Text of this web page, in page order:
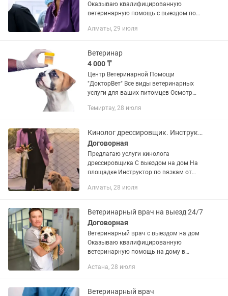
Оказываю квалифицированную
ветеринарную помощь с выездом по
консультация. • Инъекции (подкожные,
Алматы, 29 июля
Ветеринар
4 000 ₸
Центр Ветеринарной Помощи
"ДокторВет" Все виды ветеринарных
услуги для ваших питомцев Осмотр
диагностика Лечение Хирургия (
раны,...
Темиртау, 28 июля
Кинолог дрессировщик. Инструктор по вязкам
Договорная
Предлагаю услуги кинолога
дрессировщика С выездом на дом На
площадке Инструктор по вязкам от
собак Ветеринарные услуги Онлайн
Алматы, 28 июля
Ветеринарный врач на выезд 24/7
Договорная
Ветеринарный врач с выездом на дом
Оказываю квалифицированную
ветеринарную помощь на дому в
лет, бережное отношение к каждому
Астана, 28 июля
Ветеринарный врач